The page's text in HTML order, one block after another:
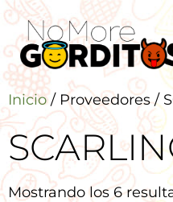
Inicio/ Proveedores /
Mostrando los 6